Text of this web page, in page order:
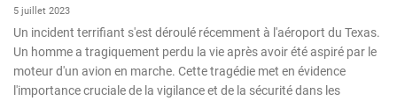
5 juillet 2023
Un incident terrifiant s'est déroulé récemment à l'aéroport du Texas.
Un homme a tragiquement perdu la vie après avoir été aspiré par le
moteur d'un avion en marche. Cette tragédie met en évidence
l'importance cruciale de la vigilance et de la sécurité dans les